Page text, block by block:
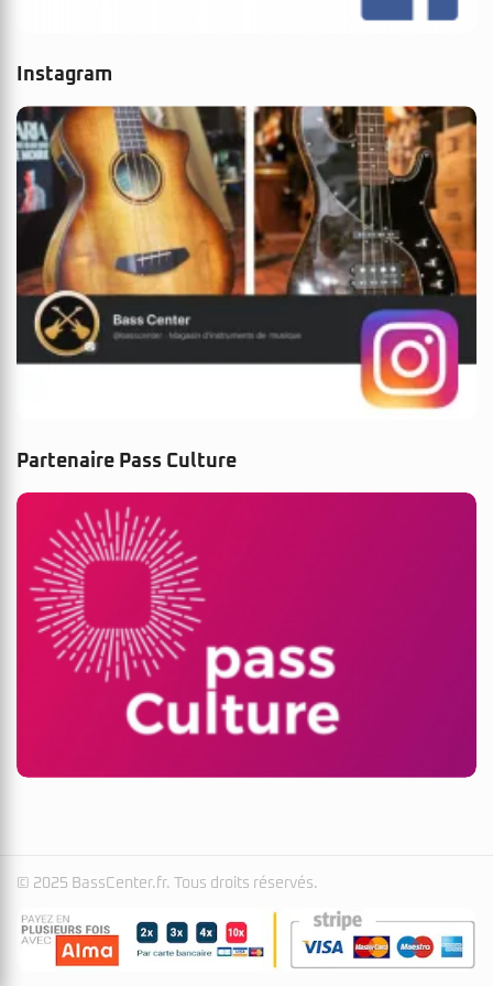
Instagram
Partenaire Pass Culture
© 2025 BassCenter.fr. Tous droits réservés.